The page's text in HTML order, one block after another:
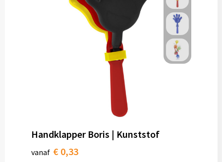
Handklapper Boris | Kunststof
vanaf € 0,33